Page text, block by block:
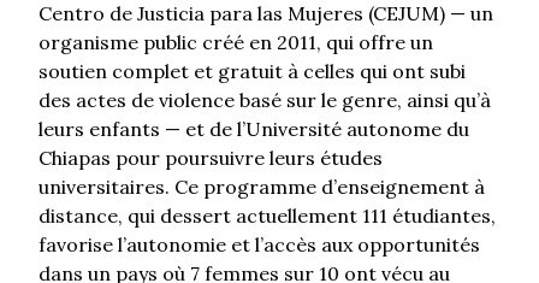
Les féminicides augmentent à Porto Rico. Les
armes à feu sont-elles la solution ?
Centro de Justicia para las Mujeres (CEJUM) — un
organisme public créé en 2011, qui offre un
soutien complet et gratuit à celles qui ont subi
des actes de violence basé sur le genre, ainsi qu’à
leurs enfants — et de l’Université autonome du
Chiapas pour poursuivre leurs études
universitaires. Ce programme d’enseignement à
distance, qui dessert actuellement 111 étudiantes,
favorise l’autonomie et l’accès aux opportunités
dans un pays où 7 femmes sur 10 ont vécu au